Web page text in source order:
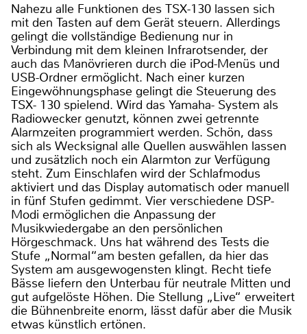
Nahezu alle Funktionen des TSX-130 lassen sich
mit den Tasten auf dem Gerät steuern. Allerdings
gelingt die vollständige Bedienung nur in
Verbindung mit dem kleinen Infrarotsender, der
auch das Manövrieren durch die iPod-Menüs und
USB-Ordner ermöglicht. Nach einer kurzen
Eingewöhnungsphase gelingt die Steuerung des
TSX- 130 spielend. Wird das Yamaha- System als
Radiowecker genutzt, können zwei getrennte
Alarmzeiten programmiert werden. Schön, dass
sich als Wecksignal alle Quellen auswählen lassen
und zusätzlich noch ein Alarmton zur Verfügung
steht. Zum Einschlafen wird der Schlafmodus
aktiviert und das Display automatisch oder manuell
in fünf Stufen gedimmt. Vier verschiedene DSP-
Modi ermöglichen die Anpassung der
Musikwiedergabe an den persönlichen
Hörgeschmack. Uns hat während des Tests die
Stufe „Normal“am besten gefallen, da hier das
System am ausgewogensten klingt. Recht tiefe
Bässe liefern den Unterbau für neutrale Mitten und
gut aufgelöste Höhen. Die Stellung „Live“ erweitert
die Bühnenbreite enorm, lässt dafür aber die Musik
etwas künstlich ertönen.